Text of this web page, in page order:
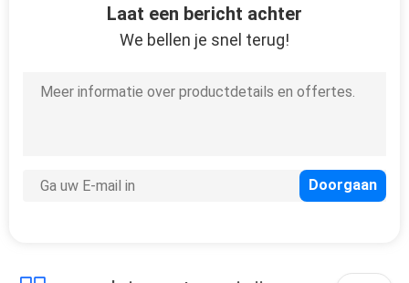
Schroeflucht
de samengeperste
Laat een bericht achter
We bellen je snel terug!